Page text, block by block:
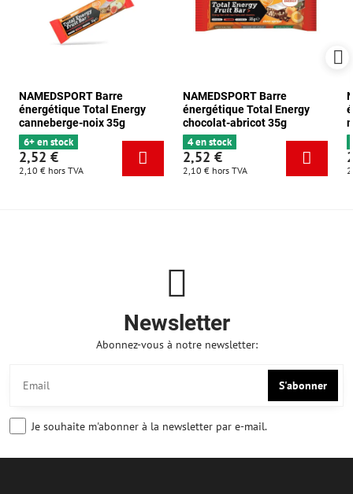
NAMEDSPORT Barre
énergétique Total Energy
canneberge-noix 35g
6+ en stock
2,52 €
2,10 € hors TVA
NAMEDSPORT Barre
énergétique Total Energy
chocolat-abricot 35g
4 en stock
2,52 €
2,10 € hors TVA
Newsletter
Abonnez-vous à notre newsletter:
S'abonner
Je souhaite m'abonner à la newsletter par e-mail.